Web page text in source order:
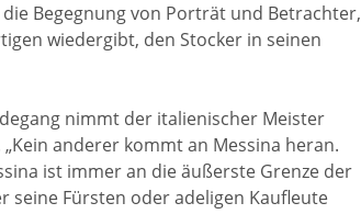
Begegnung von Porträt und Betrachter,
wiedergibt, den Stocker in seinen
nimmt der italienischer Meister
anderer kommt an Messina heran.
ist immer an die äußerste Grenze der
seine Fürsten oder adeligen Kaufleute